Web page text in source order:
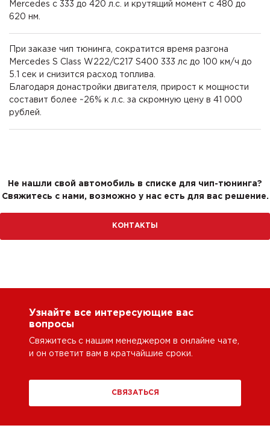
Mercedes с 333 до 420 л.с. и крутящий момент с 480 до
620 нм.
При заказе чип тюнинга, сократится время разгона
Mercedes S Class W222/C217 S400 333 лс до 100 км/ч до
5.1 сек и снизится расход топлива.
Благодаря донастройки двигателя, прирост к мощности
составит более ~26% к л.с. за скромную цену в 41 000
рублей.
Не нашли свой автомобиль в списке для чип-тюнинга?
Свяжитесь с нами, возможно у нас есть для вас решение.
КОНТАКТЫ
Узнайте все интересующие вас
вопросы
Свяжитесь с нашим менеджером в онлайне чате,
и он ответит вам в кратчайшие сроки.
СВЯЗАТЬСЯ